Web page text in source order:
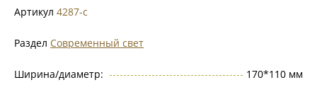
Артикул 4287-c
Раздел Современный свет
Ширина/диаметр: 170*110 мм